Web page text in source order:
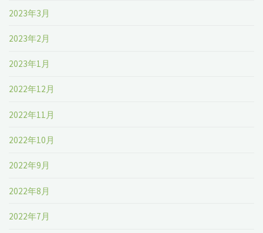
2023年3月
2023年2月
2023年1月
2022年12月
2022年11月
2022年10月
2022年9月
2022年8月
2022年7月